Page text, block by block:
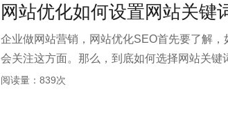
网站优化如何设置网站关键
企业做网站营销，网站优化SEO首先要了解
会关注这方面。那么，到底如何选择网站关
是合理设置还是有必要的，因为它涉及一个网
阅读量：839次